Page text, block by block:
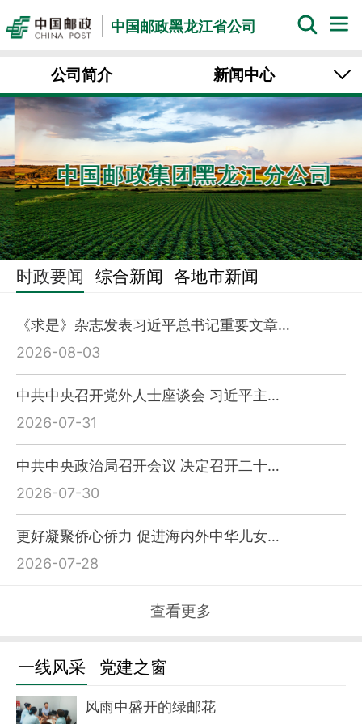
中国邮政黑龙江省公司
公司简介
新闻中心
一线风采
邮图天地
党建之窗
文化广角
集邮纵横
中国邮政业务官网
时政要闻 综合新闻 各地市新闻
《求是》杂志发表习近平总书记重要文章…
2026-08-03
中共中央召开党外人士座谈会 习近平主…
2026-07-31
中共中央政治局召开会议 决定召开二十…
2026-07-30
更好凝聚侨心侨力 促进海内外中华儿女…
2026-07-28
查看更多
一线风采 党建之窗
风雨中盛开的绿邮花